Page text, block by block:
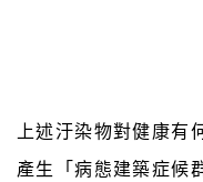
上述汙染物對健康有
產生「病態建築症候